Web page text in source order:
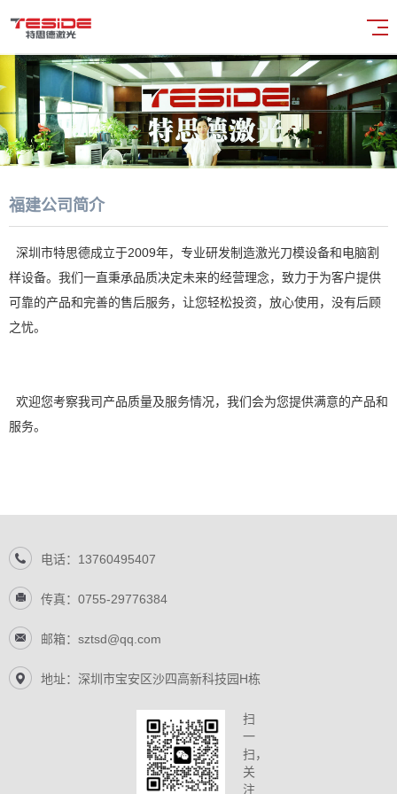
福建公司简介
深圳市特思德成立于2009年，专业研发制造激光刀模设备和电脑割
样设备。我们一直秉承品质决定未来的经营理念，致力于为客户提供
可靠的产品和完善的售后服务，让您轻松投资，放心使用，没有后顾
之忧。
欢迎您考察我司产品质量及服务情况，我们会为您提供满意的产品和
服务。
电话：13760495407
传真：0755-29776384
邮箱：sztsd@qq.com
地址：深圳市宝安区沙四高新科技园H栋
扫
一
扫，
关
注